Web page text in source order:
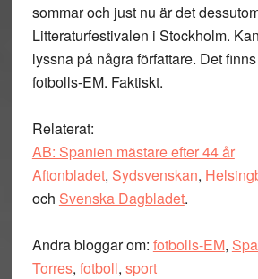
sommar och just nu är det
Litteraturfestivalen i Stockholm.
lyssna på några författare. Det
fotbolls-EM. Faktiskt.
Relaterat:
AB: Spanien mästare efter 44 år
Aftonbladet, Sydsvenskan,
och Svenska Dagbladet.
Andra bloggar om: fotbolls-EM,
Torres, fotboll, sport